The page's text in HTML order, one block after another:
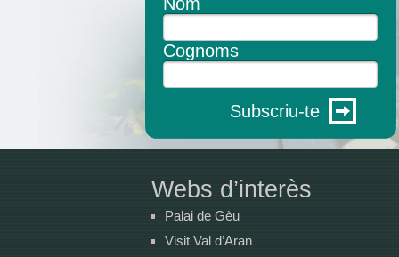
Cognoms
Subscriu-te
Webs d’interès
Palai de Gèu
Visit Val d’Aran